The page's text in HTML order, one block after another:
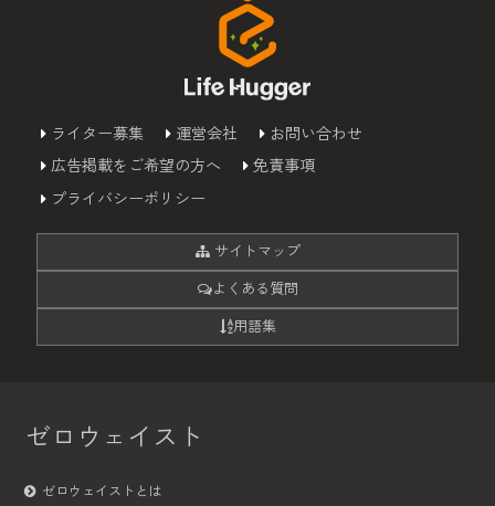
ライター募集 運営会社
お問い合わせ
広告掲載をご希望の方へ
免責事項
プライバシーポリシー
サイトマップ
よくある質問
用語集
ゼロウェイスト
ゼロウェイストとは